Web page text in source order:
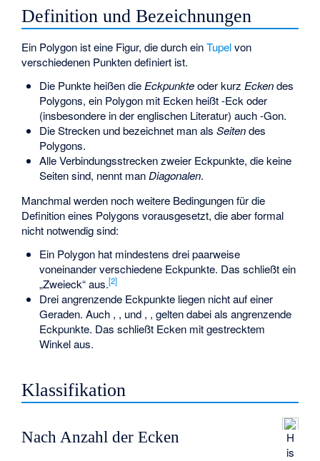
Definition und Bezeichnungen
Ein Polygon ist eine Figur, die durch einTupel von
verschiedenen Punkten definiert ist.
Die Punkte heißen die Eckpunkteoder kurz Eckendes
Polygons, ein Polygon mit Ecken heißt-Eck oder
(insbesondere in der englischen Literatur) auch-Gon.
Die Strecken undbezeichnet man als Seitendes
Polygons.
Alle Verbindungsstrecken zweier Eckpunkte, die keine
Seiten sind, nennt manDiagonalen.
Manchmal werden noch weitere Bedingungen für die
Definition eines Polygons vorausgesetzt, die aber formal
nicht notwendig sind:
Ein Polygon hat mindestens drei paarweise
voneinander verschiedene Eckpunkte. Das schließt ein
„Zweieck“ aus.[2]
Drei angrenzende Eckpunkte liegen nicht auf einer
Geraden. Auch , , und , , gelten dabei als angrenzende
Eckpunkte. Das schließt Ecken mit gestrecktem
Winkel aus.
Klassifikation
H
is
Nach Anzahl der Ecken